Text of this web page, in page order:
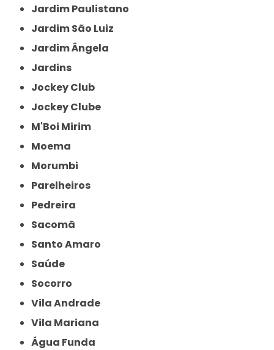
Jardim Paulistano
Jardim São Luiz
Jardim Ângela
Jardins
Jockey Club
Jockey Clube
M'Boi Mirim
Moema
Morumbi
Parelheiros
Pedreira
Sacomã
Santo Amaro
Saúde
Socorro
Vila Andrade
Vila Mariana
Água Funda